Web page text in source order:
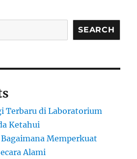
SEARCH
Terbaru di Laboratorium
Ketahui
Memperkuat
Alami